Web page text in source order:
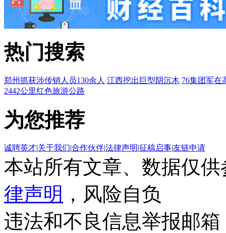
热门搜索
郑州抓获涉传销人员130余人 江西挖出巨型阴沉木 76集团军在
2442公里红色旅游公路
为您推荐
诚聘英才|关于我们|合作伙伴|法律声明|征稿启事|友链申请
本站所有文章、数据仅
律声明 ，风险自负
违法和不良信息举报邮箱